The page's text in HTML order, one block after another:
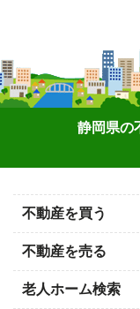
静岡県の
不動産を買う
不動産を売る
老人ホーム検索